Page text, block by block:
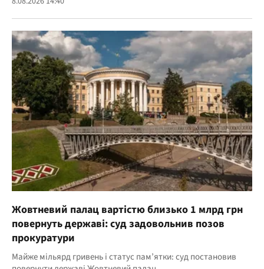
Жовтневий палац вартістю близько 1 млрд грн
повернуть державі: суд задовольнив позов
прокуратури
Майже мільярд гривень і статус пам’ятки: суд постановив